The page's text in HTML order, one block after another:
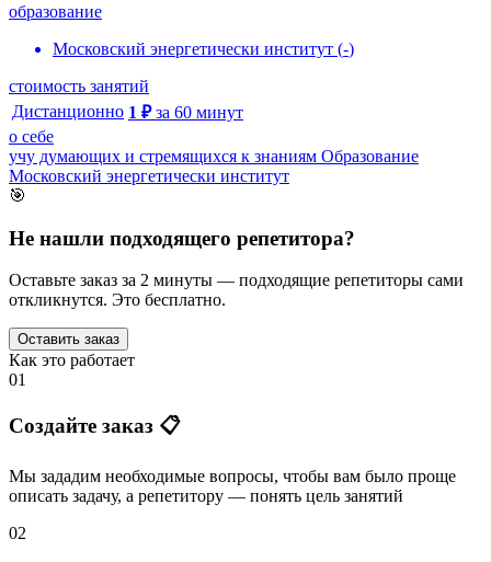
образование
Московский энергетически институт (-)
стоимость занятий
Дистанционно 1 ₽ за 60 минут
о себе
учу думающих и стремящихся к знаниям Образование
Московский энергетически институт
🎯
Не нашли подходящего репетитора?
Оставьте заказ за 2 минуты — подходящие репетиторы сами
откликнутся. Это бесплатно.
Оставить заказ
Как это работает
01
Создайте заказ 📋
Мы зададим необходимые вопросы, чтобы вам было проще
описать задачу, а репетитору — понять цель занятий
02